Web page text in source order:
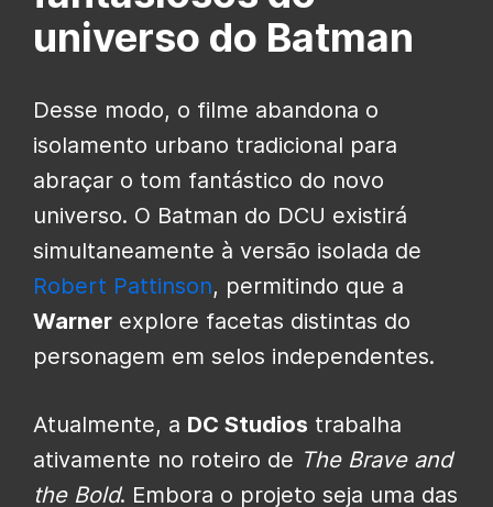
universo do Batman
Desse modo, o filme abandona o
isolamento urbano tradicional para
abraçar o tom fantástico do novo
universo. O Batman do DCU existirá
simultaneamente à versão isolada de
Robert Pattinson, permitindo que a
Warner explore facetas distintas do
personagem em selos independentes.
Atualmente, a DC Studios trabalha
ativamente no roteiro de The Brave and
the Bold. Embora o projeto seja uma das